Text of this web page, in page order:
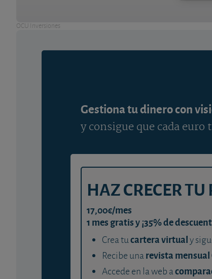
OCU Inversiones
Gestiona tu dinero con
y consigue que cada euro
HAZ CRECER
17,00€/mes
1 mes gratis y ¡35% de
Crea tucartera virtualy
Recibe unarevista mensual
Accede en la web a